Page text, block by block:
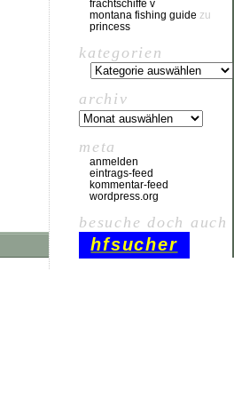
frachtschiffe v
montana fishing guide zu
princess
kategorien
archiv
meta
anmelden
eintrags-feed
kommentar-feed
wordpress.org
besuche doch auch
hfsucher